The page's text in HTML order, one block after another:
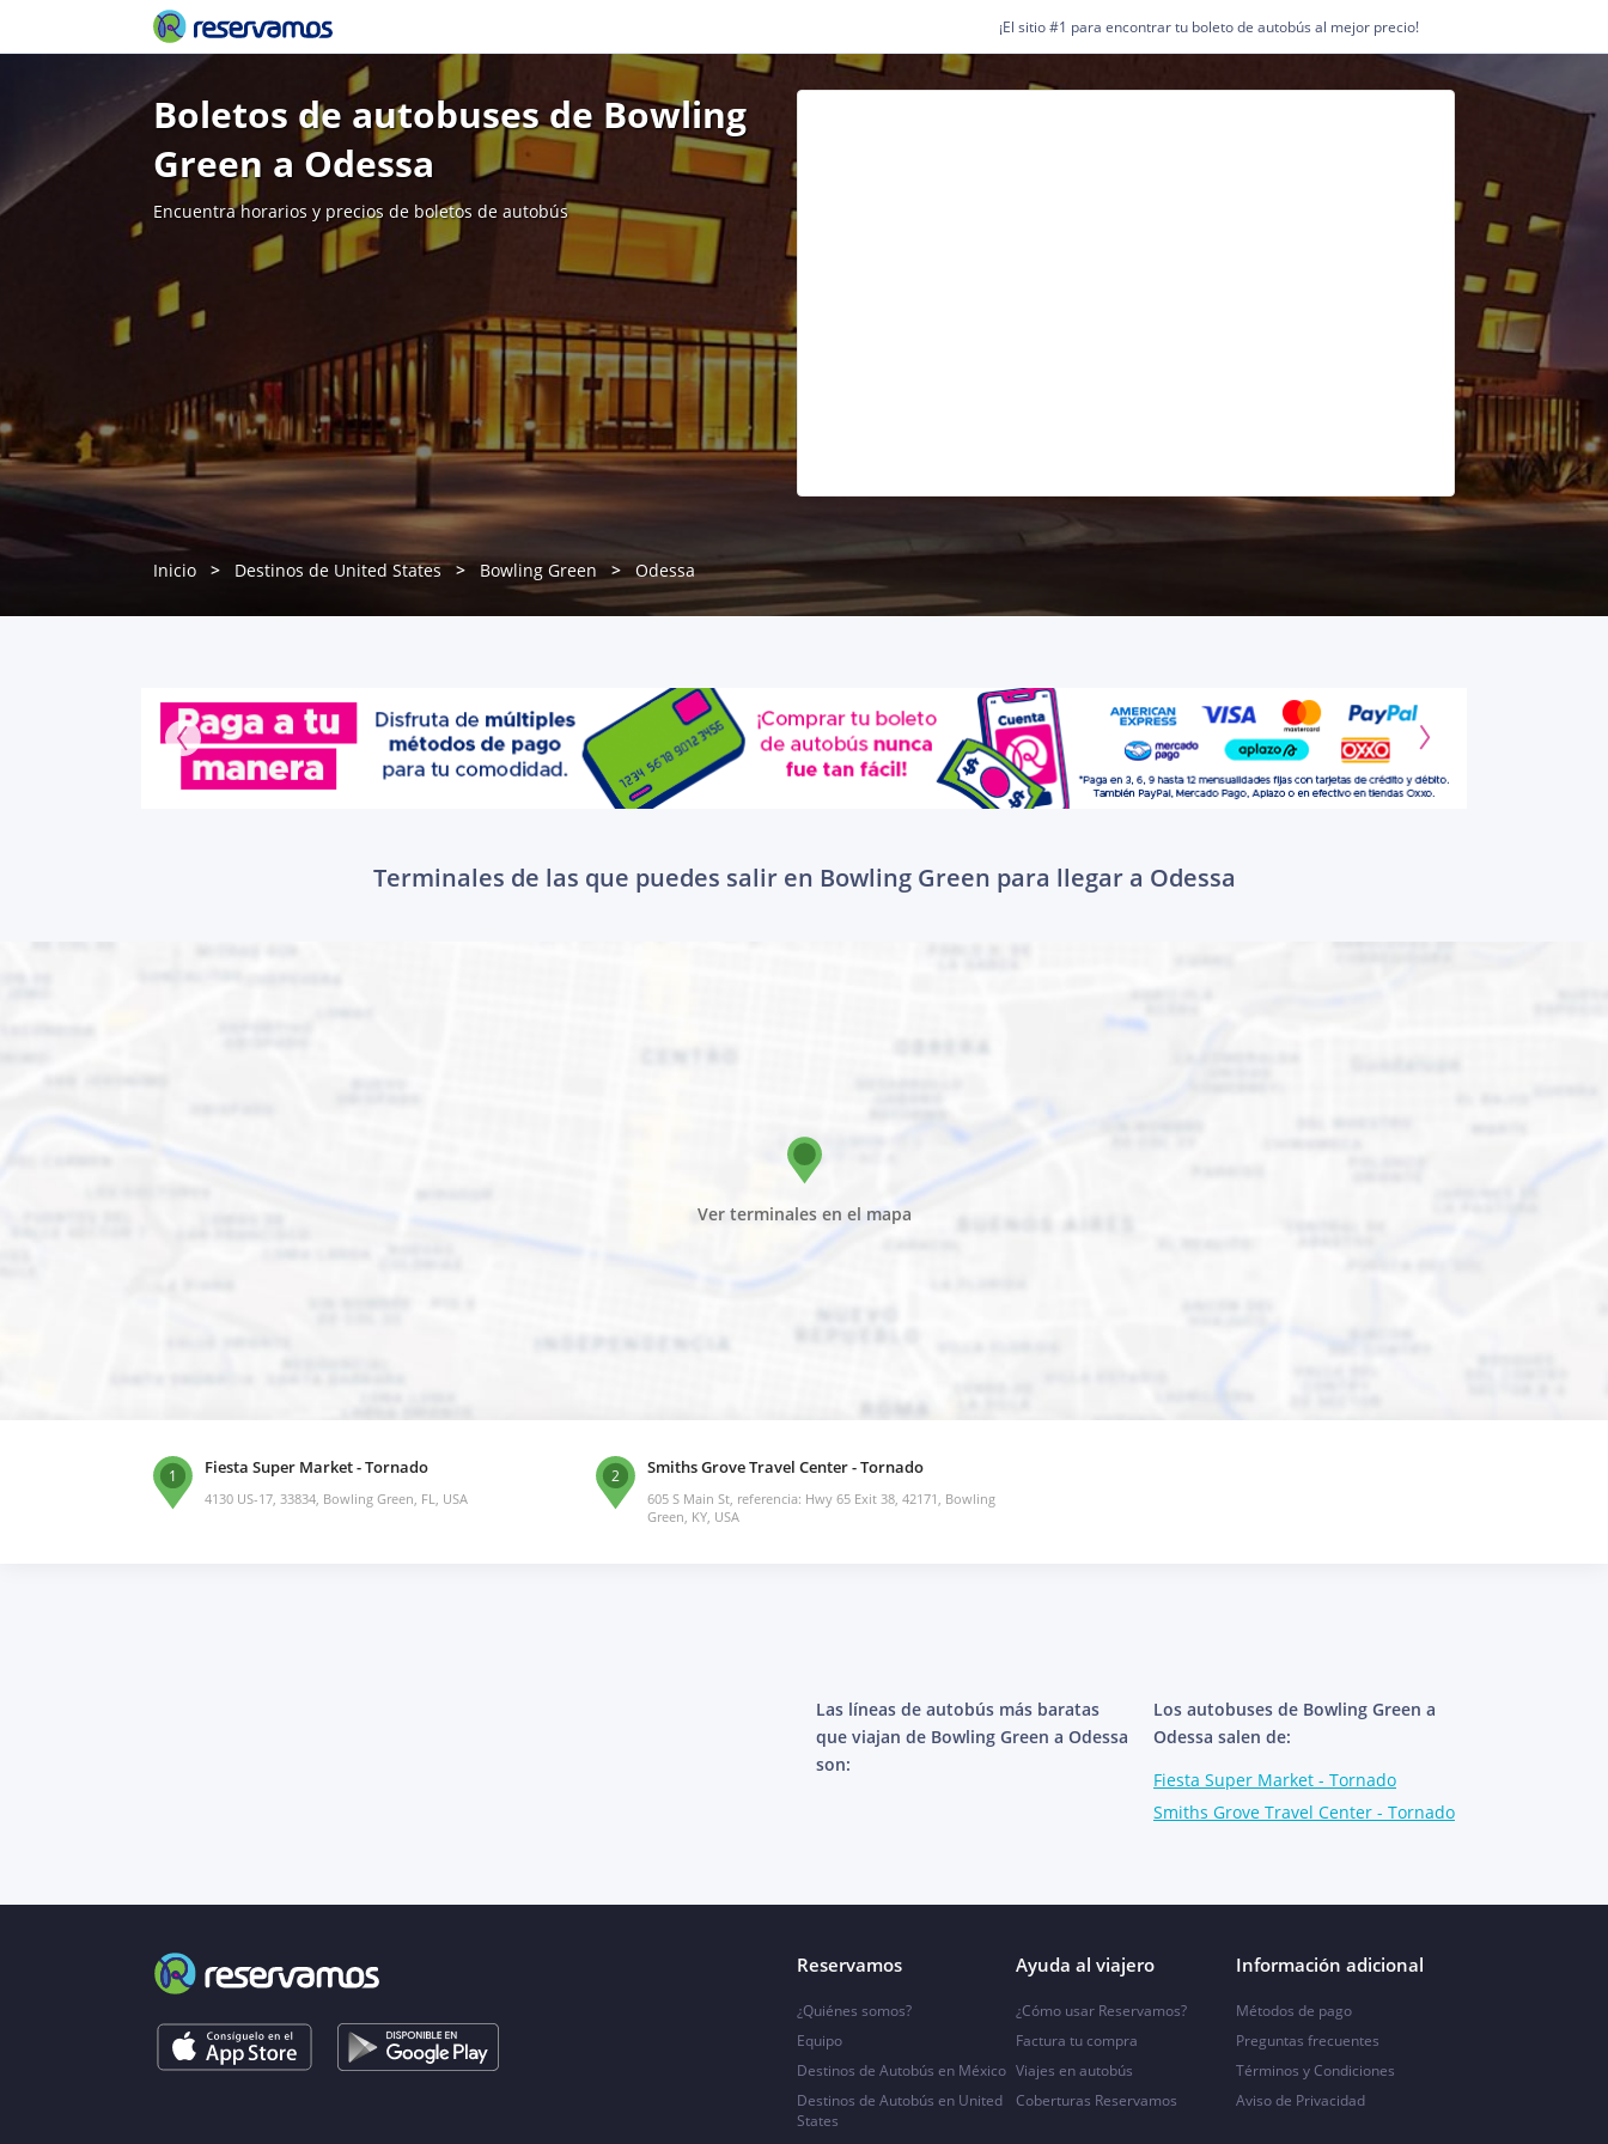
¡El sitio #1 para encontrar tu boleto de autobús al mejor precio!
Boletos de autobuses de Bowling
Green a Odessa
Encuentra horarios y precios de boletos de autobús
Inicio Destinos de United States Bowling Green Odessa
Terminales de las que puedes salir en Bowling Green para llegar a Odessa
Ver terminales en el mapa
1 Fiesta Super Market - Tornado
4130 US-17, 33834, Bowling Green, FL, USA
2 Smiths Grove Travel Center - Tornado
605 S Main St, referencia: Hwy 65 Exit 38, 42171, Bowling
Green, KY, USA
Las líneas de autobús más baratas
que viajan de Bowling Green a Odessa
son:
Los autobuses de Bowling Green a
Odessa salen de:
Fiesta Super Market - Tornado
Smiths Grove Travel Center - Tornado
Reservamos
¿Quiénes somos?
Equipo
Destinos de Autobús en México
Destinos de Autobús en United
States
Ayuda al viajero
¿Cómo usar Reservamos?
Factura tu compra
Viajes en autobús
Coberturas Reservamos
Información adicional
Métodos de pago
Preguntas frecuentes
Términos y Condiciones
Aviso de Privacidad